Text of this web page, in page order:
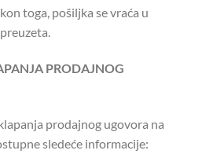
toga, pošiljka se vraća u
PRODAJNOG
prodajnog ugovora na
sledeće informacije: